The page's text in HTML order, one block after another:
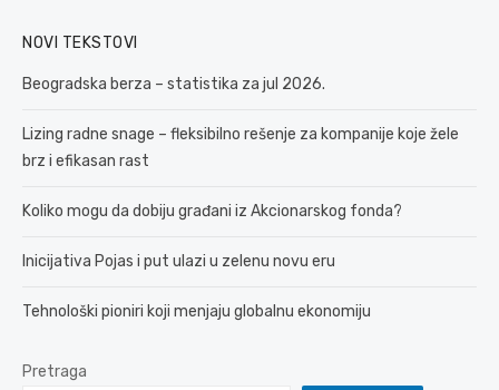
NOVI TEKSTOVI
Beogradska berza – statistika za jul 2026.
Lizing radne snage – fleksibilno rešenje za kompanije koje žele
brz i efikasan rast
Koliko mogu da dobiju građani iz Akcionarskog fonda?
Inicijativa Pojas i put ulazi u zelenu novu eru
Tehnološki pioniri koji menjaju globalnu ekonomiju
Pretraga